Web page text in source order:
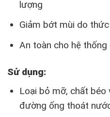
lượng
Giảm bớt mùi do thức
An toàn cho hệ
Sử dụng:
Loại bỏ mỡ, chất
đường ống thoát